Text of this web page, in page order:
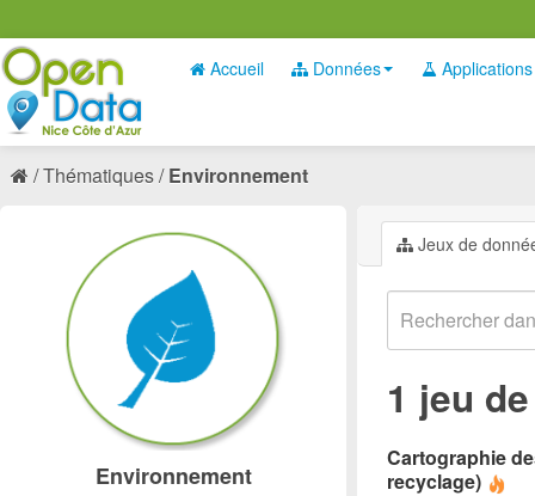
Accueil Données Applications
Thématiques Environnement
Jeux de
1 jeu
Cartographie
recyclage)
Environnement